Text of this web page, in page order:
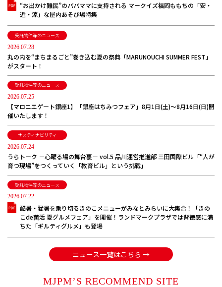
“お出かけ難民”のパパママに支持される マークイズ福岡ももちの「安・
近・涼」な屋内あそび場特集
受託物件等のニュース
2026.07.28
丸の内を“まちまるごと”巻き込む夏の祭典「MARUNOUCHI SUMMER FEST」
がスタート！
受託物件等のニュース
2026.07.25
【マロニエゲート銀座1】「銀座はちみつフェア」8月1日(土)～8月16日(日)開
催いたします！
サスティナビリティ
2026.07.24
うらトーク －心躍る場の舞台裏－ vol.5 品川運営推進部 三田国際ビル「“人が
育つ現場”をつくっていく「教育ビル」という挑戦」
受託物件等のニュース
2026.07.22
酷暑・猛暑を乗り切るきのこメニューがみなとみらいに大集合！「きの
こde菌活 夏グルメフェア」を開催！ランドマークプラザでは背徳感に満
ちた「ギルティグルメ」も登場
ニュース一覧はこちら →
MJPM’S RECOMMEND SITE